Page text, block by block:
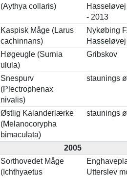
(Aythya collaris)
- 2013
Kaspisk Måge (Larus
cachinnans)
Nykøbing
Hasseløvej
Høgeugle (Surnia
ulula)
Gribskov
Snespurv
(Plectrophenax
nivalis)
staunings
Østlig Kalanderlærke
(Melanocorypha
bimaculata)
staunings
2005
Sorthovedet Måge
(Ichthyaetus
Utterslev